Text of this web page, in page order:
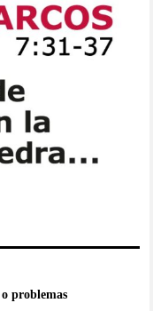
problemas